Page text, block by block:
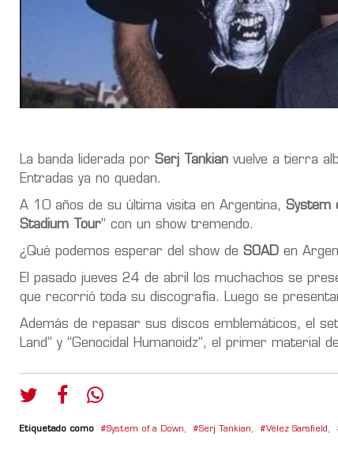
La banda liderada por Serj Tankian vuelve a tierra
Entradas ya no quedan.
A 10 años de su última visita en Argentina, System
Stadium Tour” con un show tremendo.
¿Qué podemos esperar del show de SOAD en
El pasado jueves 24 de abril los muchachos se
que recorrió toda su discografía. Luego se
Además de repasar sus discos emblemáticos, el
Land” y “Genocidal Humanoidz“, el primer material
Etiquetado como System of a Down, Serj Tankian, Vélez Sarsfield ,